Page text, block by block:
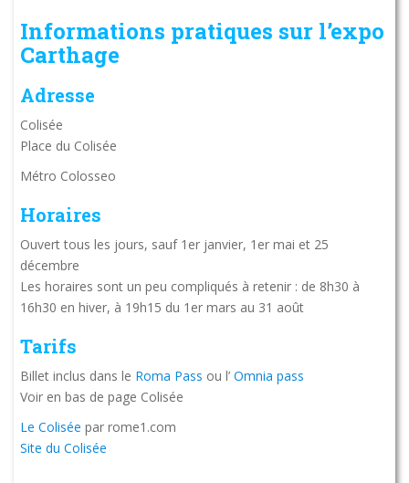
Informations pratiques sur l’expo
Carthage
Adresse
Colisée
Place du Colisée
Métro Colosseo
Horaires
Ouvert tous les jours, sauf 1er janvier, 1er mai et 25
décembre
Les horaires sont un peu compliqués à retenir : de 8h30 à
16h30 en hiver, à 19h15 du 1er mars au 31 août
Tarifs
Billet inclus dans le Roma Pass ou l’ Omnia pass
Voir en bas de page Colisée
Le Colisée par rome1.com
Site du Colisée